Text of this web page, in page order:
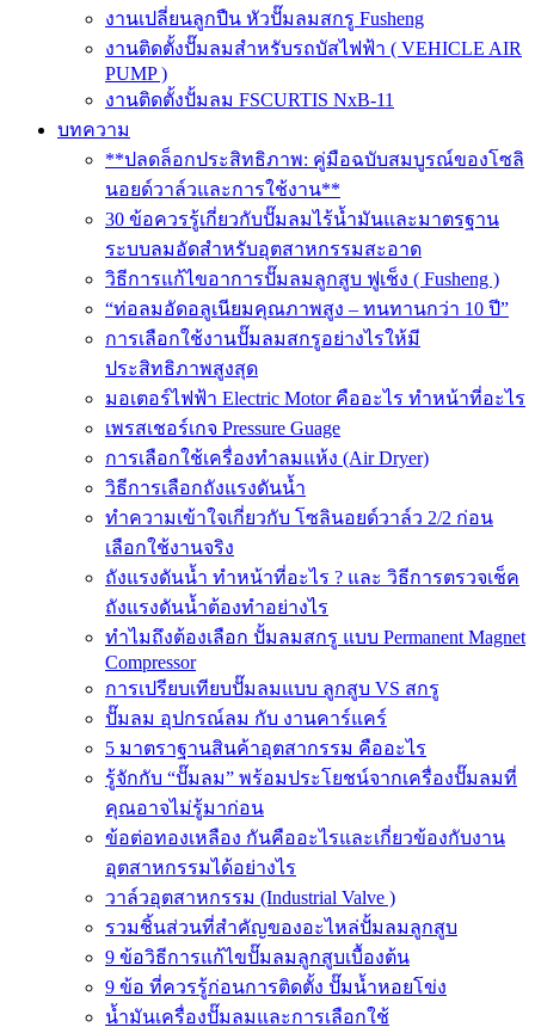
งานเปลี่ยนลูกปืน หัวปั๊มลมสกรู Fusheng
งานติดตั้งปั๊มลมสำหรับรถบัสไฟฟ้า ( VEHICLE AIR
PUMP )
งานติดตั้งปั้มลม FSCURTIS NxB-11
บทความ
**ปลดล็อกประสิทธิภาพ: คู่มือฉบับสมบูรณ์ของโซลิ
นอยด์วาล์วและการใช้งาน**
30 ข้อควรรู้เกี่ยวกับปั๊มลมไร้น้ำมันและมาตรฐาน
ระบบลมอัดสำหรับอุตสาหกรรมสะอาด
วิธีการแก้ไขอาการปั๊มลมลูกสูบ ฟูเช็ง ( Fusheng )
“ท่อลมอัดอลูเนียมคุณภาพสูง – ทนทานกว่า 10 ปี”
การเลือกใช้งานปั๊มลมสกรูอย่างไรให้มี
ประสิทธิภาพสูงสุด
มอเตอร์ไฟฟ้า Electric Motor คืออะไร ทำหน้าที่อะไร
เพรสเชอร์เกจ Pressure Guage
การเลือกใช้เครื่องทำลมแห้ง (Air Dryer)
วิธีการเลือกถังแรงดันน้ำ
ทำความเข้าใจเกี่ยวกับ โซลินอยด์วาล์ว 2/2 ก่อน
เลือกใช้งานจริง
ถังแรงดันน้ำ ทำหน้าที่อะไร ? และ วิธีการตรวจเช็ค
ถังแรงดันน้ำต้องทำอย่างไร
ทำไมถึงต้องเลือก ปั้มลมสกรู แบบ Permanent Magnet
Compressor
การเปรียบเทียบปั๊มลมแบบ ลูกสูบ VS สกรู
ปั๊มลม อุปกรณ์ลม กับ งานคาร์แคร์
5 มาตราฐานสินค้าอุตสากรรม คืออะไร
รู้จักกับ “ปั๊มลม” พร้อมประโยชน์จากเครื่องปั๊มลมที่
คุณอาจไม่รู้มาก่อน
ข้อต่อทองเหลือง กันคืออะไรและเกี่ยวข้องกับงาน
อุตสาหกรรมได้อย่างไร
วาล์วอุตสาหกรรม (Industrial Valve )
รวมชิ้นส่วนที่สำคัญของอะไหล่ปั้มลมลูกสูบ
9 ข้อวิธีการแก้ไขปั๊มลมลูกสูบเบื้องต้น
9 ข้อ ที่ควรรู้ก่อนการติดตั้ง ปั๊มน้ำหอยโข่ง
น้ำมันเครื่องปั๊มลมและการเลือกใช้